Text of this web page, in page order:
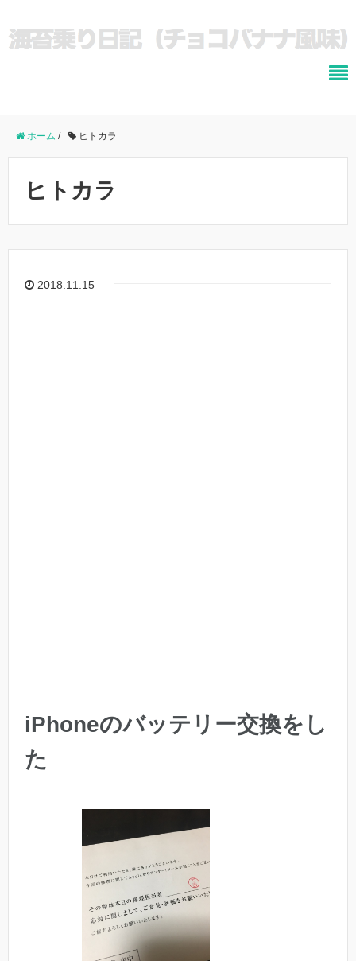
ホーム / ヒトカラ
ヒトカラ
2018.11.15
iPhoneのバッテリー交換をし
た